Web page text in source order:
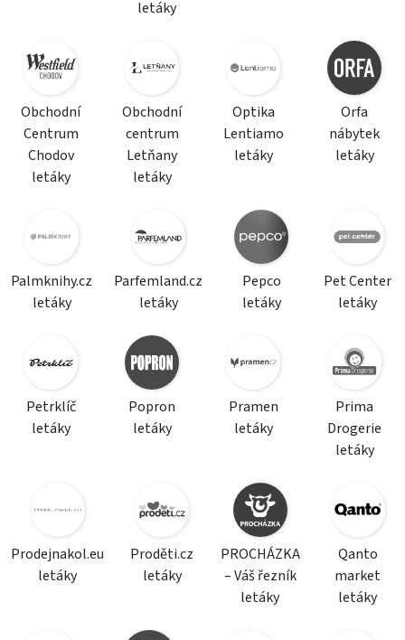
letáky
Obchodní
Centrum
Chodov
letáky
Obchodní
centrum
Letňany
letáky
Optika
Lentiamo
letáky
Orfa
nábytek
letáky
Palmknihy.cz
letáky
Parfemland.cz
letáky
Pepco
letáky
Pet Center
letáky
Petrklíč
letáky
Popron
letáky
Pramen
letáky
Prima
Drogerie
letáky
Prodejnakol.eu
letáky
Proděti.cz
letáky
PROCHÁZKA
– Váš řezník
letáky
Qanto
market
letáky